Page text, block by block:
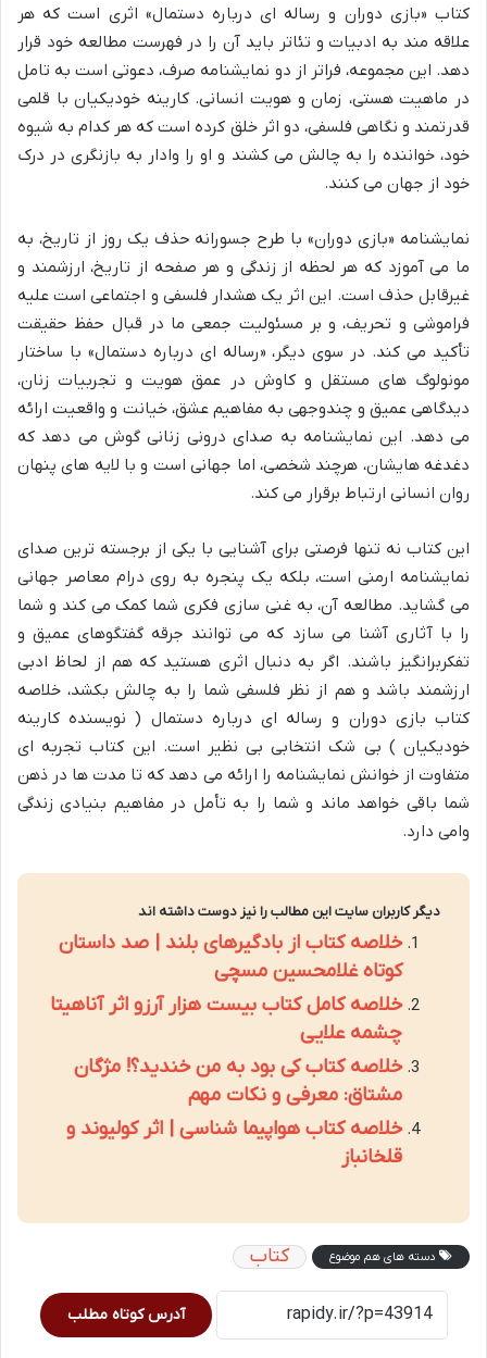
کتاب «بازی دوران و رساله ای درباره دستمال» اثری است که هر
علاقه مند به ادبیات و تئاتر باید آن را در فهرست مطالعه خود قرار
دهد. این مجموعه، فراتر از دو نمایشنامه صرف، دعوتی است به تامل
در ماهیت هستی، زمان و هویت انسانی. کارینه خودیکیان با قلمی
قدرتمند و نگاهی فلسفی، دو اثر خلق کرده است که هر کدام به شیوه
خود، خواننده را به چالش می کشند و او را وادار به بازنگری در درک
خود از جهان می کنند.
نمایشنامه «بازی دوران» با طرح جسورانه حذف یک روز از تاریخ، به
ما می آموزد که هر لحظه از زندگی و هر صفحه از تاریخ، ارزشمند و
غیرقابل حذف است. این اثر یک هشدار فلسفی و اجتماعی است علیه
فراموشی و تحریف، و بر مسئولیت جمعی ما در قبال حفظ حقیقت
تأکید می کند. در سوی دیگر، «رساله ای درباره دستمال» با ساختار
مونولوگ های مستقل و کاوش در عمق هویت و تجربیات زنان،
دیدگاهی عمیق و چندوجهی به مفاهیم عشق، خیانت و واقعیت ارائه
می دهد. این نمایشنامه به صدای درونی زنانی گوش می دهد که
دغدغه هایشان، هرچند شخصی، اما جهانی است و با لایه های پنهان
روان انسانی ارتباط برقرار می کند.
این کتاب نه تنها فرصتی برای آشنایی با یکی از برجسته ترین صدای
نمایشنامه ارمنی است، بلکه یک پنجره به روی درام معاصر جهانی
می گشاید. مطالعه آن، به غنی سازی فکری شما کمک می کند و شما
را با آثاری آشنا می سازد که می توانند جرقه گفتگوهای عمیق و
تفکربرانگیز باشند. اگر به دنبال اثری هستید که هم از لحاظ ادبی
ارزشمند باشد و هم از نظر فلسفی شما را به چالش بکشد، خلاصه
کتاب بازی دوران و رساله ای درباره دستمال ( نویسنده کارینه
خودیکیان ) بی شک انتخابی بی نظیر است. این کتاب تجربه ای
متفاوت از خوانش نمایشنامه را ارائه می دهد که تا مدت ها در ذهن
شما باقی خواهد ماند و شما را به تأمل در مفاهیم بنیادی زندگی
وامی دارد.
دیگر کاربران سایت این مطالب را نیز دوست داشته اند
خلاصه کتاب از بادگیرهای بلند | صد داستان
کوتاه غلامحسین مسچی
خلاصه کامل کتاب بیست هزار آرزو اثر آناهیتا
چشمه علایی
خلاصه کتاب کی بود به من خندید؟! مژگان
مشتاق: معرفی و نکات مهم
خلاصه کتاب هواپیما شناسی | اثر کولیوند و
قلخانباز
دسته های هم موضوع کتاب
آدرس کوتاه مطلب